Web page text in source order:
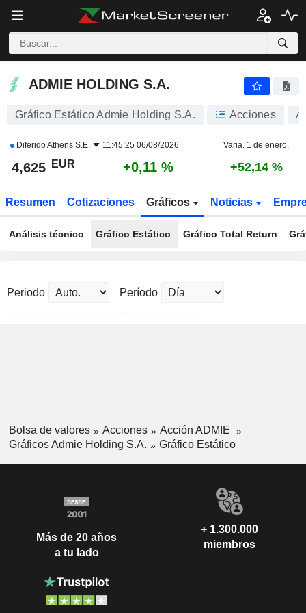
ADMIE HOLDING S.A.
ADMIE HOLDING S.A.
Gráfico Estático Admie Holding S.A. Acciones
DiferidoAthens S.E. 11:45:25 06/08/2026 Varia. 1 de enero.
4,625 EUR +0,11 % +52,14 %
Resumen Cotizaciones Gráficos Noticias
Análisis técnico Gráfico Estático Gráfico Total Return
Periodo Período
Bolsa de valores Acciones
Acción ADMIE
Gráficos Admie Holding S.A.
Gráfico Estático
Más de 20 años
a tu lado
+ 1.300.000
miembros